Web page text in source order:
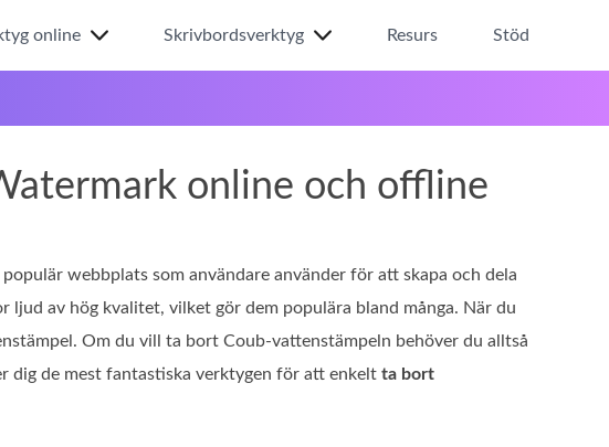
online Skrivbordsverktyg Resurs Stöd
online och offline
webbplats som användare använder för att skapa och dela
av hög kvalitet, vilket gör dem populära bland många. När du
Om du vill ta bort Coub‑vattenstämpeln behöver du alltså
dig de mest fantastiska verktygen för att enkelt ta bort